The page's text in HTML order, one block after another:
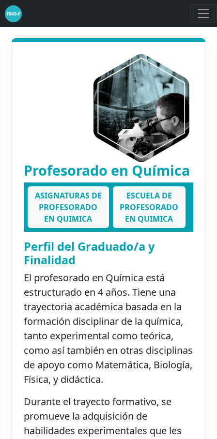
Profesorado en Química
ASIGNATURAS DE
PROFESORADO
EN QUIMICA
ESCUELA DE
PROFESORADO
EN QUIMICA
Perfil del Graduado/a y
Finalidad
El profesorado en Química está
estructurado en 4 años. Tiene una
trayectoria académica basada en la
formación disciplinar de la química,
tanto experimental como teórica,
como así también en otras disciplinas
de apoyo como Matemática, Biología,
Física, y didáctica.
Durante el trayecto formativo, se
promueve la adquisición de
habilidades experimentales que les